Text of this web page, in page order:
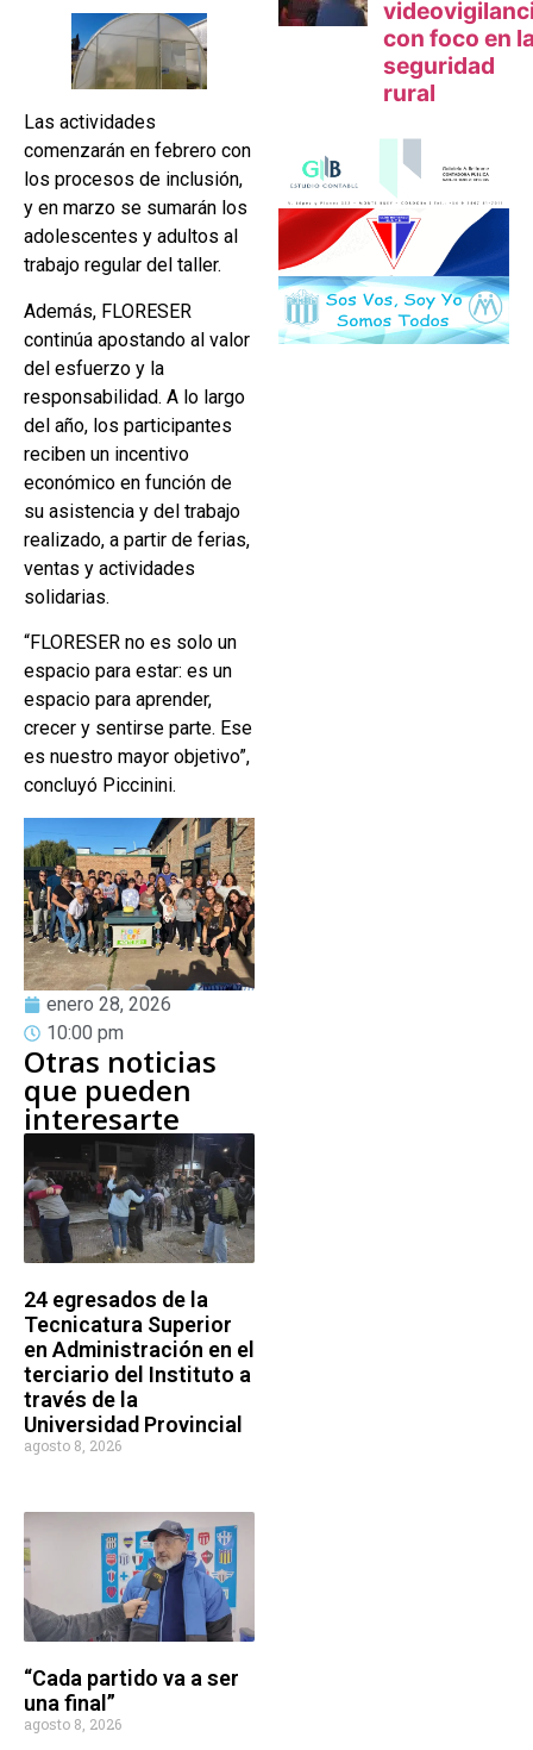
Las actividades
comenzarán en febrero con
los procesos de inclusión,
y en marzo se sumarán los
adolescentes y adultos al
trabajo regular del taller.
Además, FLORESER
continúa apostando al valor
del esfuerzo y la
responsabilidad. A lo largo
del año, los participantes
reciben un incentivo
económico en función de
su asistencia y del trabajo
realizado, a partir de ferias,
ventas y actividades
solidarias.
“FLORESER no es solo un
espacio para estar: es un
espacio para aprender,
crecer y sentirse parte. Ese
es nuestro mayor objetivo”,
concluyó Piccinini.
enero 28, 2026
10:00 pm
Otras noticias
que pueden
interesarte
24 egresados de la
Tecnicatura Superior
en Administración en el
terciario del Instituto a
través de la
Universidad Provincial
agosto 8, 2026
“Cada partido va a ser
una final”
agosto 8, 2026